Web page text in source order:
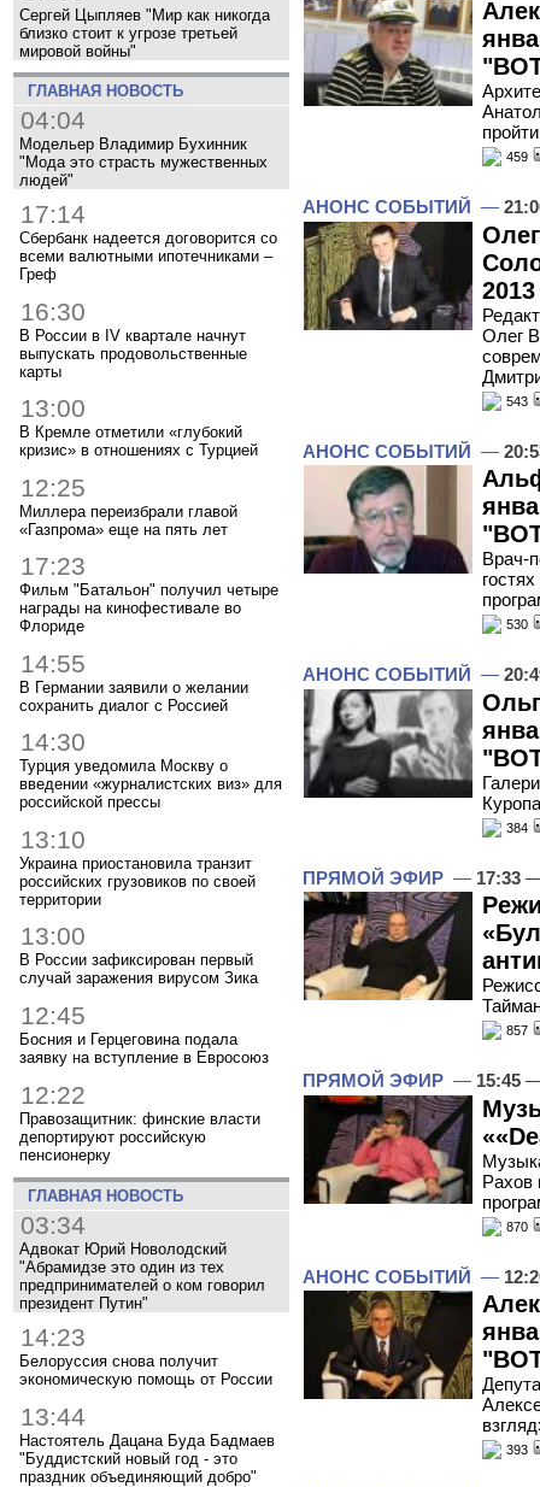
Сергей Цыпляев "Мир как никогда
близко стоит к угрозе третьей
мировой войны"
ГЛАВНАЯ НОВОСТЬ
04:04
Модельер Владимир Бухинник
"Мода это страсть мужественных
людей"
17:14
Сбербанк надеется договорится со
всеми валютными ипотечниками –
Греф
16:30
В России в IV квартале начнут
выпускать продовольственные
карты
13:00
В Кремле отметили «глубокий
кризис» в отношениях с Турцией
12:25
Миллера переизбрали главой
«Газпрома» еще на пять лет
17:23
Фильм "Батальон" получил четыре
награды на кинофестивале во
Флориде
14:55
В Германии заявили о желании
сохранить диалог с Россией
14:30
Турция уведомила Москву о
введении «журналистских виз» для
российской прессы
13:10
Украина приостановила транзит
российских грузовиков по своей
территории
13:00
В России зафиксирован первый
случай заражения вирусом Зика
12:45
Босния и Герцеговина подала
заявку на вступление в Евросоюз
12:22
Правозащитник: финские власти
депортируют российскую
пенсионерку
ГЛАВНАЯ НОВОСТЬ
03:34
Адвокат Юрий Новолодский
"Абрамидзе это один из тех
предпринимателей о ком говорил
президент Путин"
14:23
Белоруссия снова получит
экономическую помощь от России
13:44
Настоятель Дацана Буда Бадмаев
"Буддистский новый год - это
праздник объединяющий добро"
459
АНОНС СОБЫТИЙ —
Олег
543
АНОНС СОБЫТИЙ —
Врач-
530
АНОНС СОБЫТИЙ —
384
ПРЯМОЙ ЭФИР — 17:33 —
857
ПРЯМОЙ ЭФИР — 15:45 —
Рахов
870
АНОНС СОБЫТИЙ —
393